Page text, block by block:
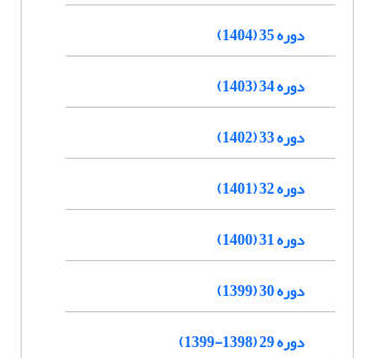
دوره 35 (1404)
دوره 34 (1403)
دوره 33 (1402)
دوره 32 (1401)
دوره 31 (1400)
دوره 30 (1399)
دوره 29 (1398-1399)